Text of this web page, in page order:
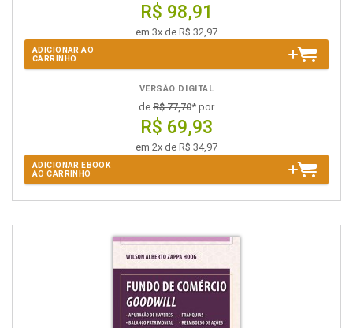
R$ 98,91
em 3x de R$ 32,97
ADICIONAR AO
CARRINHO
VERSÃO DIGITAL
de R$ 77,70* por
R$ 69,93
em 2x de R$ 34,97
ADICIONAR EBOOK
AO CARRINHO